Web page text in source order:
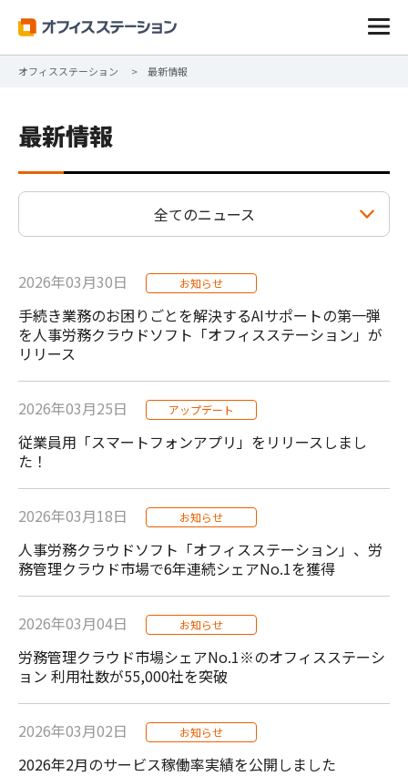
オフィスステーション 最新情報
最新情報
全てのニュース
2026年03月30日 お知らせ
手続き業務のお困りごとを解決するAIサポートの第一弾
を人事労務クラウドソフト「オフィスステーション」が
リリース
2026年03月25日 アップデート
従業員用「スマートフォンアプリ」をリリースしまし
た！
2026年03月18日 お知らせ
人事労務クラウドソフト「オフィスステーション」、労
務管理クラウド市場で6年連続シェアNo.1を獲得
2026年03月04日 お知らせ
労務管理クラウド市場シェアNo.1※のオフィスステーシ
ョン 利用社数が55,000社を突破
2026年03月02日 お知らせ
2026年2月のサービス稼働率実績を公開しました